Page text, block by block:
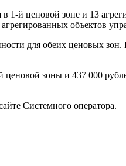
1-й ценовой зоне и 13
объектов
для обеих ценовых
ценовой зоны и 437 000
Системного оператора.